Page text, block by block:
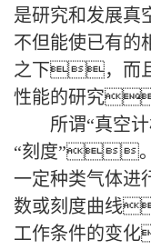
是研究和发展
不但能使已有的
之下，而且
性能的研究
所谓“真空计
“刻度”。
一定种类气体
数或刻度曲线
工作条件的变